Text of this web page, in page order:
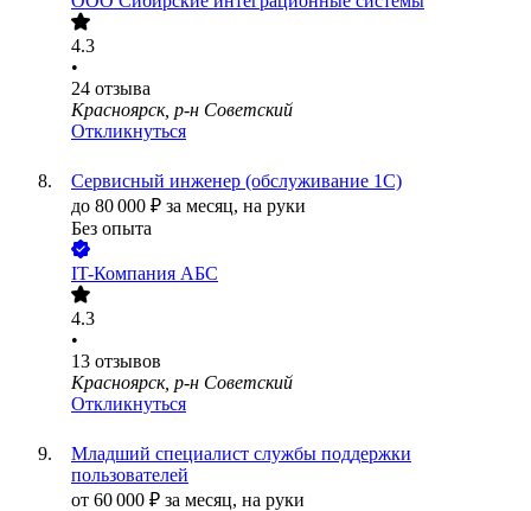
4.3
•
24 отзыва
Красноярск, р-н Советский
Откликнуться
Сервисный инженер (обслуживание 1С)
до 80 000 ₽ за месяц, на руки
Без опыта
IT-Компания АБС
4.3
•
13 отзывов
Красноярск, р-н Советский
Откликнуться
Младший специалист службы поддержки
пользователей
от 60 000 ₽ за месяц, на руки